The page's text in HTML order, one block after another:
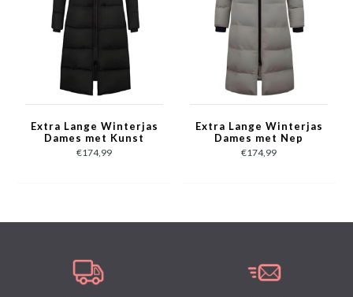
Het materiaal bestaat uit 100% polyester
Het model heeft twee jaszakken en een binnenzak
Heeft een rits met als sluiting
De capuchon en bontkraag is afritsbaar
Breng hem naar de stomerij voor een maximale levensduur
Verkrijgbaar in de maten XS - S – M – L – XL
Extra Lange Winterjas
Dames met Kunst
Bontkraag - Zwart
€174,99
Extra Lange Winterjas
Dames met Nep
Bontkraag - Grijs
€174,99